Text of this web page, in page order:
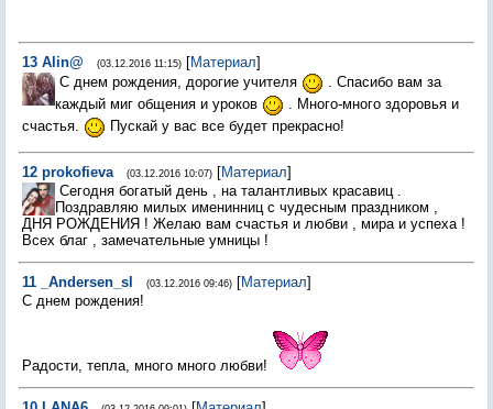
13 Alin@ (03.12.2016 11:15) [Материал]
С днем рождения, дорогие учителя
. Спасибо вам за
каждый миг общения и уроков
. Много-много здоровья и
счастья.
Пускай у вас все будет прекрасно!
12 prokofieva (03.12.2016 10:07) [Материал]
Сегодня богатый день , на талантливых красавиц .
Поздравляю милых именинниц с чудесным праздником ,
ДНЯ РОЖДЕНИЯ ! Желаю вам счастья и любви , мира и успеха !
Всех благ , замечательные умницы !
11 _Andersen_sl (03.12.2016 09:46) [Материал]
С днем рождения!
Радости, тепла, много много любви!